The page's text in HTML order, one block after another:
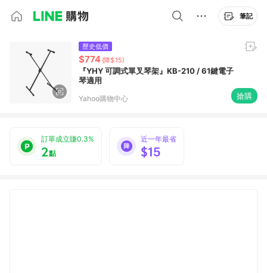
筆記
歷史低價
$774 (降$15)
『YHY 可調式單叉琴架』KB-210 / 61鍵電子
琴適用
Yahoo購物中心 搶購
訂單成立賺0.3%
2點
近一年最省
$15